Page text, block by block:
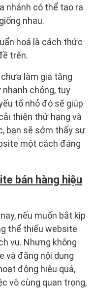
nhánh có thể tạo ra
nhau.
hoá là cách thức
trên.
làm gia tăng
chóng, tuy
tố nhỏ đó sẽ giúp
thiện thứ hạng và
bạn sẽ sớm thấy sự
một cách đáng
bán hàng hiệu
nếu muốn bắt kịp
thể thiếu website
vụ. Nhưng không
và đăng nội dung
động hiệu quả,
vô cùng quan trọng,